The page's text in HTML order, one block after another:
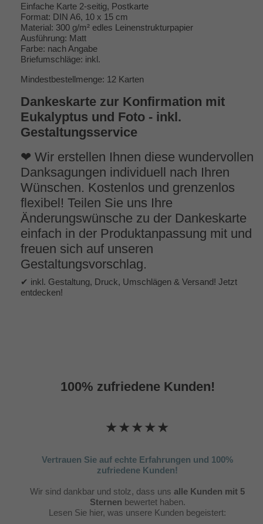
Einfache Karte 2-seitig, Postkarte
Format: DIN A6, 10 x 15 cm
Material: 300 g/m² edles Leinenstrukturpapier
Ausführung: Matt
Farbe: nach Angabe
Briefumschläge: inkl.
Mindestbestellmenge: 12 Karten
Dankeskarte zur Konfirmation mit
Eukalyptus und Foto - inkl.
Gestaltungsservice
❤ Wir erstellen Ihnen diese wundervollen
Danksagungen individuell nach Ihren
Wünschen. Kostenlos und grenzenlos
flexibel! Teilen Sie uns Ihre
Änderungswünsche zu der Dankeskarte
einfach in der Produktanpassung mit und
freuen sich auf unseren
Gestaltungsvorschlag.
✔ inkl. Gestaltung, Druck, Umschlägen & Versand! Jetzt
entdecken!
100% zufriedene Kunden!
★★★★★
Vertrauen Sie auf echte Erfahrungen und 100%
zufriedene Kunden!
Wir sind dankbar und stolz, dass uns alle Kunden mit 5
Sternen bewertet haben.
Lesen Sie hier, was unsere Kunden begeistert: